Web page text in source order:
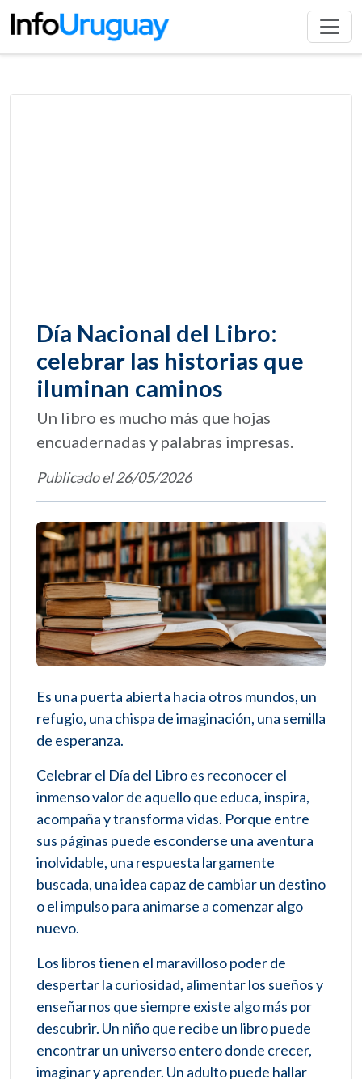
Día Nacional del Libro:
celebrar las historias que
iluminan caminos
Un libro es mucho más que hojas
encuadernadas y palabras impresas.
Publicado el 26/05/2026
Es una puerta abierta hacia otros mundos, un
refugio, una chispa de imaginación, una semilla
de esperanza.
Celebrar el Día del Libro es reconocer el
inmenso valor de aquello que educa, inspira,
acompaña y transforma vidas. Porque entre
sus páginas puede esconderse una aventura
inolvidable, una respuesta largamente
buscada, una idea capaz de cambiar un destino
o el impulso para animarse a comenzar algo
nuevo.
Los libros tienen el maravilloso poder de
despertar la curiosidad, alimentar los sueños y
enseñarnos que siempre existe algo más por
descubrir. Un niño que recibe un libro puede
encontrar un universo entero donde crecer,
imaginar y aprender. Un adulto puede hallar